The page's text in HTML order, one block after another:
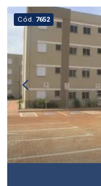
Cód. 7652